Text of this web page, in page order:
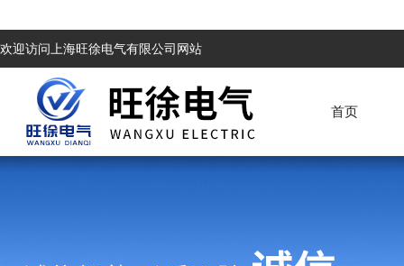
欢迎访问上海旺徐电气有限公司网站
首页